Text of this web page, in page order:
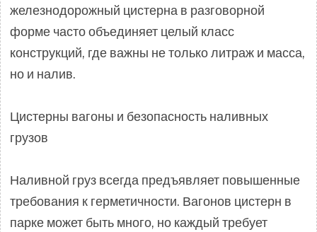
железнодорожный цистерна в разговорной
форме часто объединяет целый класс
конструкций, где важны не только литраж и масса,
но и налив.
Цистерны вагоны и безопасность наливных
грузов
Наливной груз всегда предъявляет повышенные
требования к герметичности. Вагонов цистерн в
парке может быть много, но каждый требует